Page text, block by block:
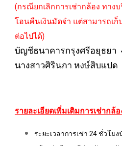
(กรณียกเลิกการเช่ากล้อง ทาง
โอนคืนเงินมัดจำ แต่สามารถเก็
ต่อไปได้)
บัญชีธนาคารกรุงศรีอยุธยา
นางสาวศิรินภา หงษ์สิบแปด
รายละเอียดเพิ่มเติมการเช่ากล้อ
ระยะเวลาการเช่า​ 24​ ชั่วโ